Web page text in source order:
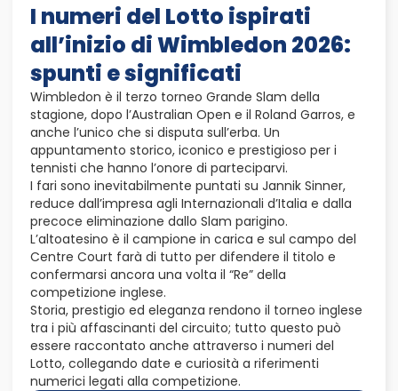
I numeri del Lotto ispirati
all’inizio di Wimbledon 2026:
spunti e significati
Wimbledon è il terzo torneo Grande Slam della
stagione, dopo l’Australian Open e il Roland Garros, e
anche l’unico che si disputa sull’erba. Un
appuntamento storico, iconico e prestigioso per i
tennisti che hanno l’onore di parteciparvi.
I fari sono inevitabilmente puntati su Jannik Sinner,
reduce dall’impresa agli Internazionali d’Italia e dalla
precoce eliminazione dallo Slam parigino.
L’altoatesino è il campione in carica e sul campo del
Centre Court farà di tutto per difendere il titolo e
confermarsi ancora una volta il “Re” della
competizione inglese.
Storia, prestigio ed eleganza rendono il torneo inglese
tra i più affascinanti del circuito; tutto questo può
essere raccontato anche attraverso i numeri del
Lotto, collegando date e curiosità a riferimenti
numerici legati alla competizione.